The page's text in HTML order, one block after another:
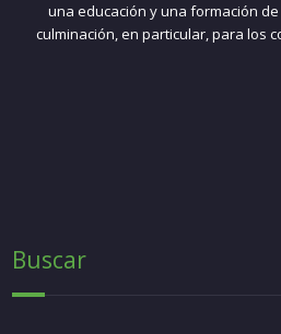
una educación y una formación
culminación, en particular, para los
Buscar